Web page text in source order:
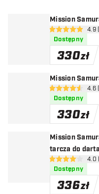
Mission
4.9 gwiazdki 4.9
Dostępny
330zł
Mission
4.6 gwiazdki 4.6
Dostępny
330zł
Mission
tarcza do darta
4 gwiazdki oceny
4.0
Dostępny
336zł